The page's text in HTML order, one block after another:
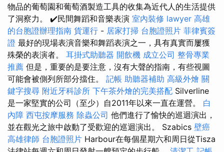
物品的葡萄園和葡萄酒製造工具的收集為近代人的生活提供
了洞察力。 ✔️民間舞蹈和音樂表演 室內裝修 lawyer 高雄
的台胞證辦理指南 貨運行 - 居家打掃 台胞證照片 菲律賓簽
證 最好的現場表演音樂和舞蹈表演之一，具有真實而屢獲
殊榮的表演者。 耳掛式助聽器 開飲機 成立公司 整骨專業
推薦 但是，重要的是要注意，沒有大聲的​​指南，有些視圖
可能會被側列所部分擋住。 記帳 助聽器補助 高級外燴 關
鍵字搜尋 附近牙科診所 下午茶外燴的完美搭配 Silverline
是一家堅實的公司（至少）自2011年以來一直在運營。 白
內障 西屯按摩服務 除蟲公司 他們進行了愉快的巡迴演出，
並在觀光之旅中啟動了受歡迎的巡迴演出。 Szabics 壁癌
高雄律師 台胞證照片 Harbour在每個星期六和周日從Tisza